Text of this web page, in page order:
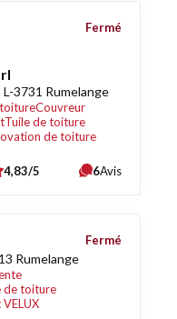
3731 Rumelange
Couvreur
Tuile de toiture
de toiture
Fermé
4,83/5 6Avis
Rumelange
de toiture
Fermé